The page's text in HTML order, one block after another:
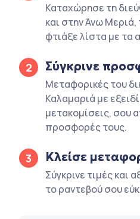
Καταχώρησε τη
και στην Άνω Μεριά,
φτιάξε λίστα με τα
2 Σύγκρινε
Μεταφορικές του
Καλαμαριά με
μετακομίσεις, σου
προσφορές τους.
3 Κλείσε
Σύγκρινε τιμές και
το ραντεβού σου